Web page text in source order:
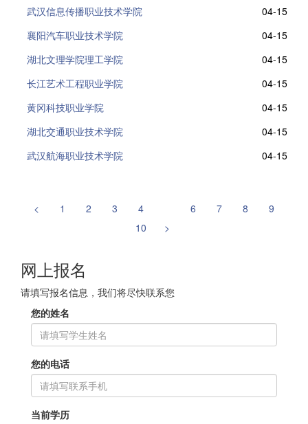
04-15
武汉信息传播职业技术学院
04-15
襄阳汽车职业技术学院
04-15
湖北文理学院理工学院
04-15
长江艺术工程职业学院
04-15
黄冈科技职业学院
04-15
湖北交通职业技术学院
04-15
武汉航海职业技术学院
< 1 2 3 4 6 7 8
9
10
>
网上报名
请填写报名信息，我们将尽快联系您
您的姓名
您的电话
当前学历